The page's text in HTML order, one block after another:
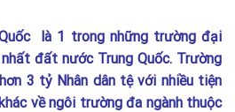
là 1 trong những trường đại
đất nước Trung Quốc. Trường
3 tỷ Nhân dân tệ với nhiều tiện
về ngôi trường đa ngành thuộc